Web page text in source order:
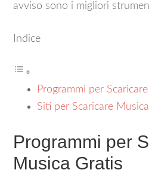
avviso sono i migliori
Indice
Programmi per
Siti per Scaricare
Programmi per
Musica Gratis